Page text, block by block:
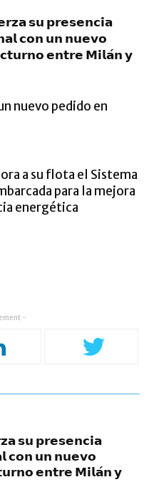
𝘀𝘂 𝗽𝗿𝗲𝘀𝗲𝗻𝗰𝗶𝗮
𝗰𝗼𝗻 𝘂𝗻 𝗻𝘂𝗲𝘃𝗼
𝗲𝗻𝘁𝗿𝗲 𝗠𝗶𝗹𝗮́𝗻 𝘆
nuevo pedido en
a su flota el Sistema
para la mejora
energética
-
𝘀𝘂 𝗽𝗿𝗲𝘀𝗲𝗻𝗰𝗶𝗮
𝗰𝗼𝗻 𝘂𝗻 𝗻𝘂𝗲𝘃𝗼
𝗲𝗻𝘁𝗿𝗲 𝗠𝗶𝗹𝗮́𝗻 𝘆